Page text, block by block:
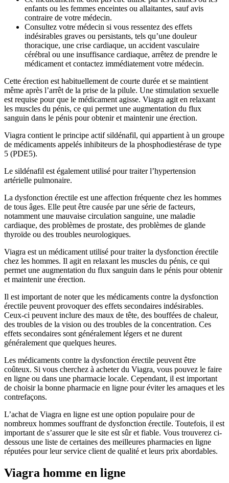
enfants ou les femmes enceintes ou allaitantes, sauf avis
contraire de votre médecin.
Consultez votre médecin si vous ressentez des effets
indésirables graves ou persistants, tels qu’une douleur
thoracique, une crise cardiaque, un accident vasculaire
cérébral ou une insuffisance cardiaque, arrêtez de prendre le
médicament et contactez immédiatement votre médecin.
Cette érection est habituellement de courte durée et se maintient
même après l’arrêt de la prise de la pilule. Une stimulation sexuelle
est requise pour que le médicament agisse. Viagra agit en relaxant
les muscles du pénis, ce qui permet une augmentation du flux
sanguin dans le pénis pour obtenir et maintenir une érection.
Viagra contient le principe actif sildénafil, qui appartient à un groupe
de médicaments appelés inhibiteurs de la phosphodiestérase de type
5 (PDE5).
Le sildénafil est également utilisé pour traiter l’hypertension
artérielle pulmonaire.
La dysfonction érectile est une affection fréquente chez les hommes
de tous âges. Elle peut être causée par une série de facteurs,
notamment une mauvaise circulation sanguine, une maladie
cardiaque, des problèmes de prostate, des problèmes de glande
thyroïde ou des troubles neurologiques.
Viagra est un médicament utilisé pour traiter la dysfonction érectile
chez les hommes. Il agit en relaxant les muscles du pénis, ce qui
permet une augmentation du flux sanguin dans le pénis pour obtenir
et maintenir une érection.
Il est important de noter que les médicaments contre la dysfonction
érectile peuvent provoquer des effets secondaires indésirables.
Ceux-ci peuvent inclure des maux de tête, des bouffées de chaleur,
des troubles de la vision ou des troubles de la concentration. Ces
effets secondaires sont généralement légers et ne durent
généralement que quelques heures.
Les médicaments contre la dysfonction érectile peuvent être
coûteux. Si vous cherchez à acheter du Viagra, vous pouvez le faire
en ligne ou dans une pharmacie locale. Cependant, il est important
de choisir la bonne pharmacie en ligne pour éviter les arnaques et les
contrefaçons.
L’achat de Viagra en ligne est une option populaire pour de
nombreux hommes souffrant de dysfonction érectile. Toutefois, il est
important de s’assurer que le site est sûr et fiable. Vous trouverez ci-
dessous une liste de certaines des meilleures pharmacies en ligne
réputées pour leur service client de qualité et leurs prix abordables.
Viagra homme en ligne